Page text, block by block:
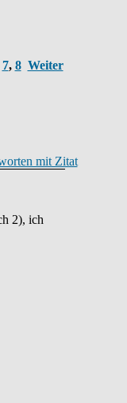
7, 8 Weiter
2), ich